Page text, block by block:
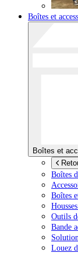
Boîtes et
Boîtes et
Boîtes
Boîtes
Outils
Bande
Louez